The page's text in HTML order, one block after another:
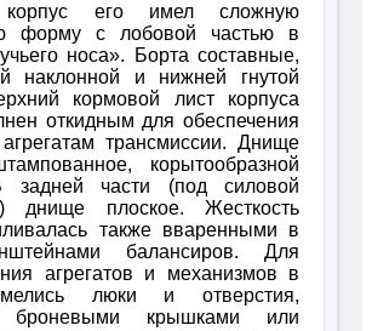
его имел сложную
форму с лобовой частью в
носа». Борта составные,
наклонной и нижней гнутой
кормовой лист корпуса
откидным для обеспечения
трансмиссии. Днище
корытообразной
части (под силовой
днище плоское. Жесткость
также вваренными в
балансиров. Для
агрегатов и механизмов в
люки и отверстия,
броневыми крышками или